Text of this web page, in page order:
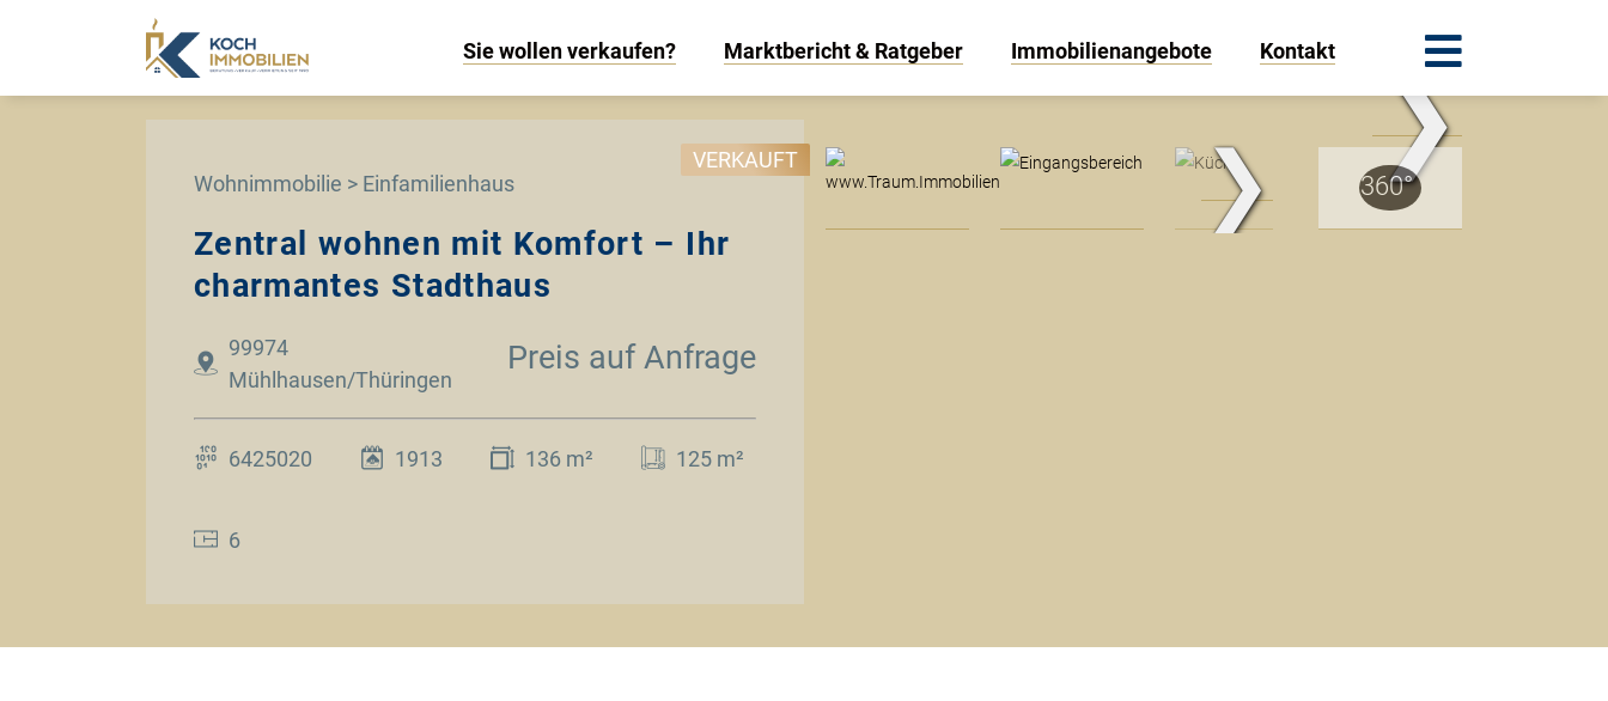
Sie wollen verkaufen? Marktbericht & Ratgeber Immobilienangebote Kontakt
Wohnimmobilie > Einfamilienhaus
VERKAUFT
Zentral wohnen mit Komfort – Ihr
charmantes Stadthaus
99974
Mühlhausen/Thüringen
Preis auf Anfrage
6425020 1913 136 m² 125 m²
6
www.Traum.Immobilien ❯
❯